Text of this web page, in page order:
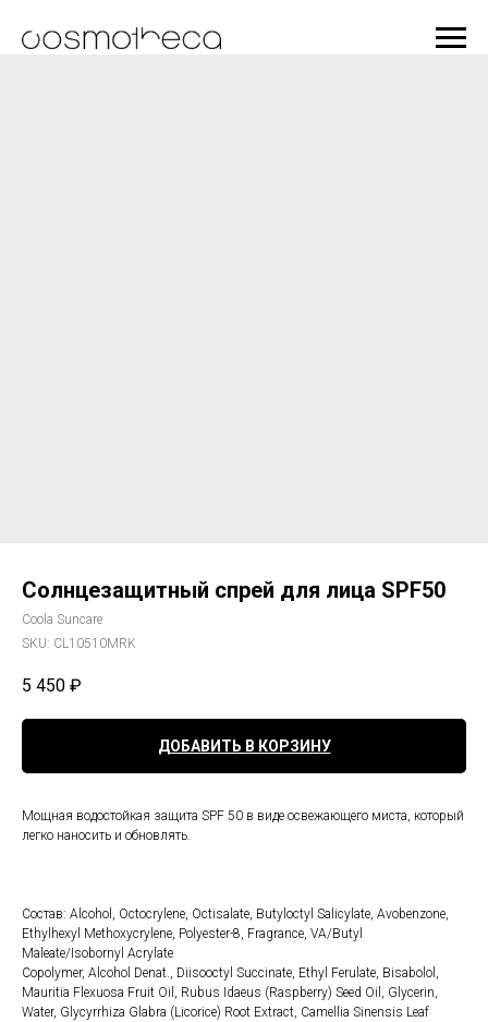
Солнцезащитный спрей для лица SPF50
Coola Suncare
SKU: CL10510MRK
5 450 ₽
ДОБАВИТЬ В КОРЗИНУ
Мощная водостойкая защита SPF 50 в виде освежающего миста, который
легко наносить и обновлять.
Состав: Alcohol, Octocrylene, Octisalate, Butyloctyl Salicylate, Avobenzone,
Ethylhexyl Methoxycrylene, Polyester-8, Fragrance, VA/Butyl
Maleate/Isobornyl Acrylate
Copolymer, Alcohol Denat., Diisooctyl Succinate, Ethyl Ferulate, Bisabolol,
Mauritia Flexuosa Fruit Oil, Rubus Idaeus (Raspberry) Seed Oil, Glycerin,
Water, Glycyrrhiza Glabra (Licorice) Root Extract, Camellia Sinensis Leaf